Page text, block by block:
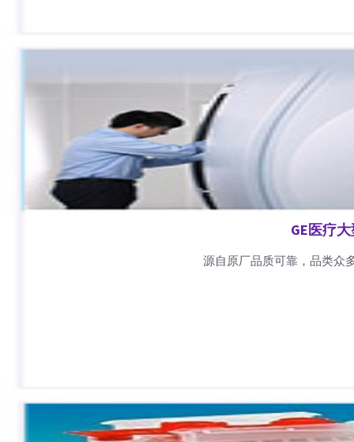
GE医疗
源自原厂品质可靠，品类众